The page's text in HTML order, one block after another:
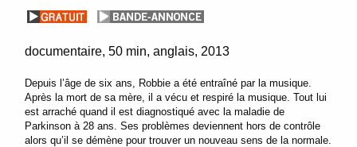
documentaire 50 min anglais 2013
Depuis l’âge de six ans, Robbie a été entraîné par la musique.
Après la mort de sa mère, il a vécu et respiré la musique. Tout lui
est arraché quand il est diagnostiqué avec la maladie de
Parkinson à 28 ans. Ses problèmes deviennent hors de contrôle
alors qu’il se démène pour trouver un nouveau sens de la normale.